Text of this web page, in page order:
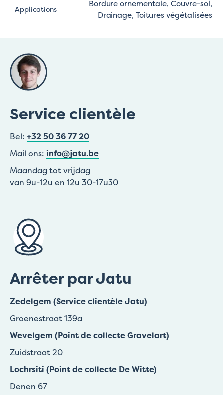
Applications
Bordure ornementale, Couvre-sol,
Drainage, Toitures végétalisées
Service clientèle
Bel: +32 50 36 77 20
Mail ons: info@jatu.be
Maandag tot vrijdag
van 9u-12u en 12u 30-17u30
Arrêter par Jatu
Zedelgem (Service clientèle Jatu)
Groenestraat 139a
Wevelgem (Point de collecte Gravelart)
Zuidstraat 20
Lochrsiti (Point de collecte De Witte)
Denen 67